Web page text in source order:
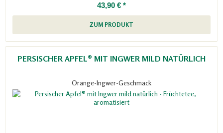
43,90 € *
ZUM PRODUKT
PERSISCHER APFEL® MIT INGWER MILD NATÜRLICH
Orange-Ingwer-Geschmack